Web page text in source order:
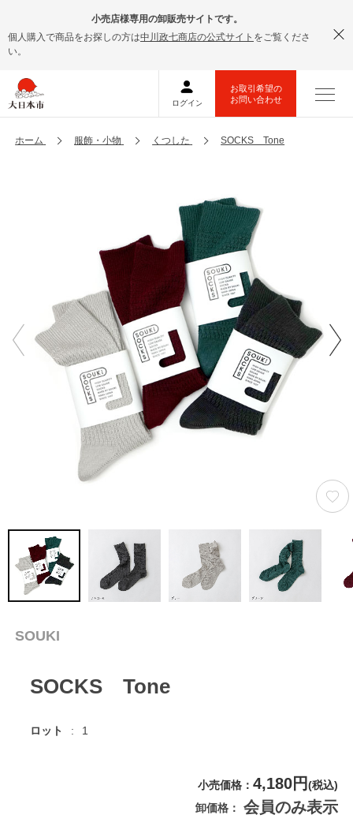
小売店様専用の卸販売サイトです。
個人購入で商品をお探しの方は中川政七商店の公式サイト をご覧くださ
い。
ホーム 服飾・小物 くつした SOCKS Tone
SOUKI
SOCKS Tone
ロット 1
小売価格 4,180円(税込)
卸価格
会員のみ表示